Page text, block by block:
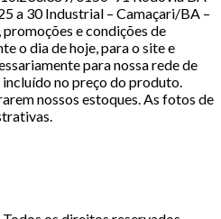
a 30 Industrial – Camaçari/BA –
e condições de
o dia de hoje, para o site e
para nossa rede de
no preço do produto.
nossos estoques. As fotos de